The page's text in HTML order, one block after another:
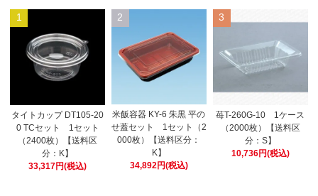
1
タイトカップ DT105-20
0 TCセット 1セット
（2400枚）【送料区
分：K】
33,317円(税込)
2
米飯容器 KY-6 朱黒 平の
せ蓋セット 1セット（2
000枚）【送料区分：
K】
34,892円(税込)
3
苺T-260G-10 1ケース
（2000枚）【送料区
分：S】
10,736円(税込)